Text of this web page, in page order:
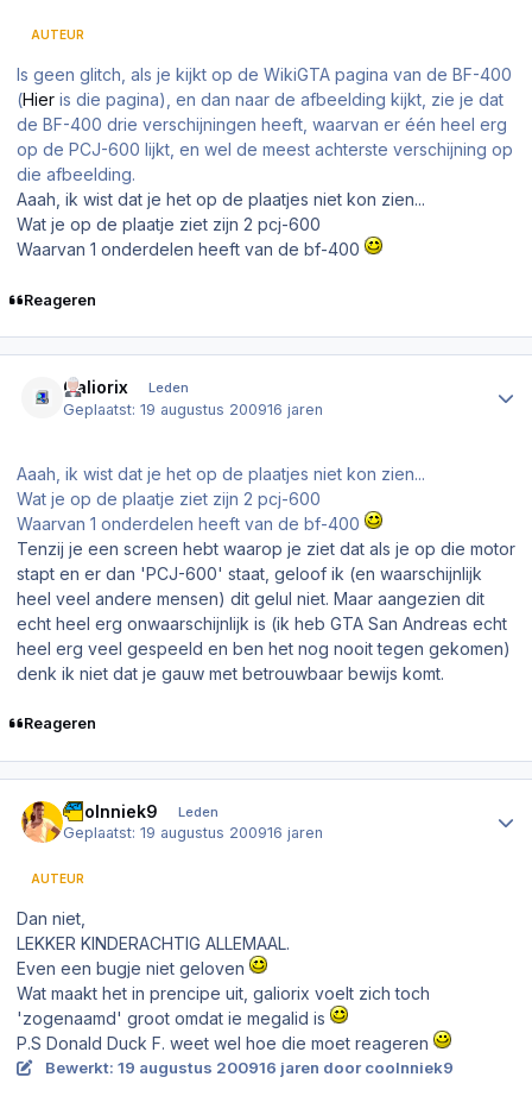
AUTEUR
Is geen glitch, als je kijkt op de WikiGTA pagina van de BF-400
(Hier is die pagina), en dan naar de afbeelding kijkt, zie je dat
de BF-400 drie verschijningen heeft, waarvan er één heel erg
op de PCJ-600 lijkt, en wel de meest achterste verschijning op
die afbeelding.
Aaah, ik wist dat je het op de plaatjes niet kon zien...
Wat je op de plaatje ziet zijn 2 pcj-600
Waarvan 1 onderdelen heeft van de bf-400
Reageren
Galiorix Leden
Geplaatst:19 augustus 200916 jaren
Aaah, ik wist dat je het op de plaatjes niet kon zien...
Wat je op de plaatje ziet zijn 2 pcj-600
Waarvan 1 onderdelen heeft van de bf-400
Tenzij je een screen hebt waarop je ziet dat als je op die motor
stapt en er dan 'PCJ-600' staat, geloof ik (en waarschijnlijk
heel veel andere mensen) dit gelul niet. Maar aangezien dit
echt heel erg onwaarschijnlijk is (ik heb GTA San Andreas echt
heel erg veel gespeeld en ben het nog nooit tegen gekomen)
denk ik niet dat je gauw met betrouwbaar bewijs komt.
Reageren
coolnniek9 Leden
Geplaatst:19 augustus 200916 jaren
AUTEUR
Dan niet,
LEKKER KINDERACHTIG ALLEMAAL.
Even een bugje niet geloven
Wat maakt het in prencipe uit, galiorix voelt zich toch
'zogenaamd' groot omdat ie megalid is
P.S Donald Duck F. weet wel hoe die moet reageren
Bewerkt: 19 augustus 200916 jaren door coolnniek9